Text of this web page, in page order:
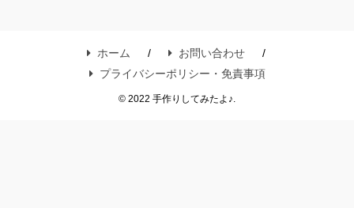
ホーム
お問い合わせ
プライバシーポリシー・免責事項
© 2022 手作りしてみたよ♪.